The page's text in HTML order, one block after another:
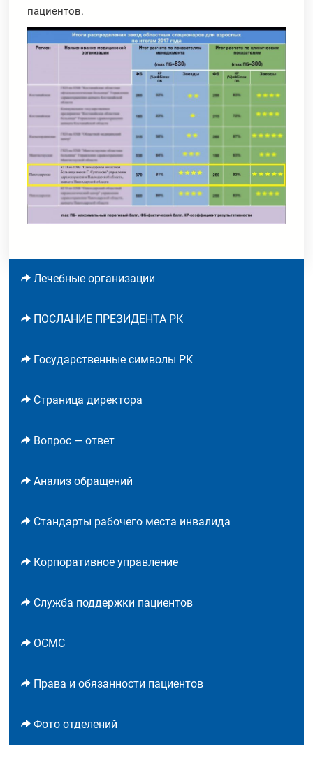
пациентов.
Лечебные организации
ПОСЛАНИЕ ПРЕЗИДЕНТА РК
Государственные символы РК
Страница директора
Вопрос — ответ
Анализ обращений
Стандарты рабочего места инвалида
Корпоративное управление
Служба поддержки пациентов
ОСМС
Права и обязанности пациентов
Фото отделений